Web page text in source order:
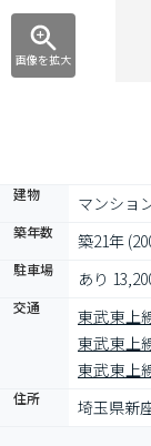
画像を拡大
建物 マンショ
築年数 築21年
駐車場 あり
交通 東武東上
東武東上
東武東上
住所 埼玉県新